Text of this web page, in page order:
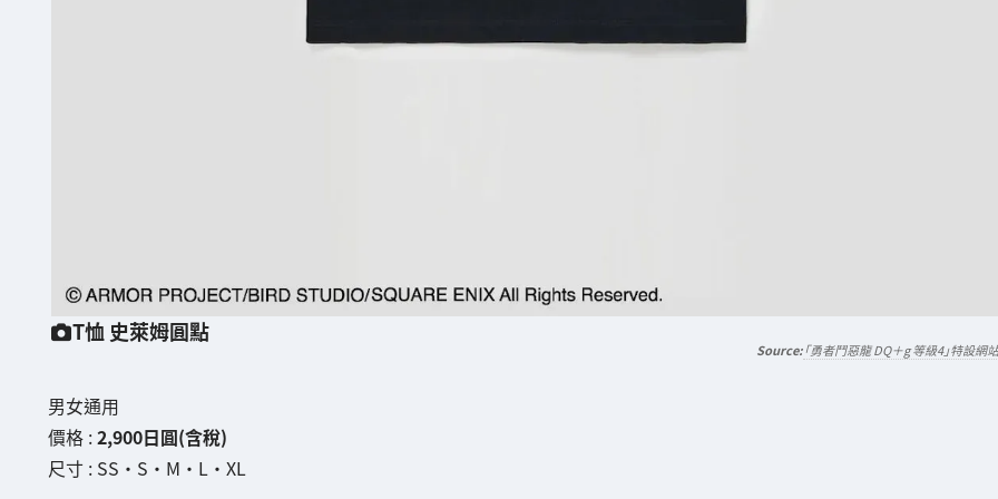
T恤 史萊姆圓點
「勇者鬥惡龍 DQ＋g 等級4」特設網站
男女通用
價格 :2,900日圓(含稅)
尺寸 : SS・S・M・L・XL